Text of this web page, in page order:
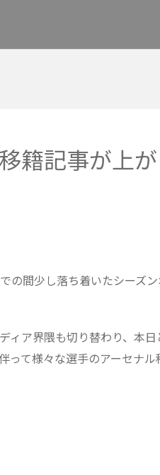
籍記事が上
の間少し落ち着いたシーズン
ィア界隈も切り替わり、本日
って様々な選手のアーセナル